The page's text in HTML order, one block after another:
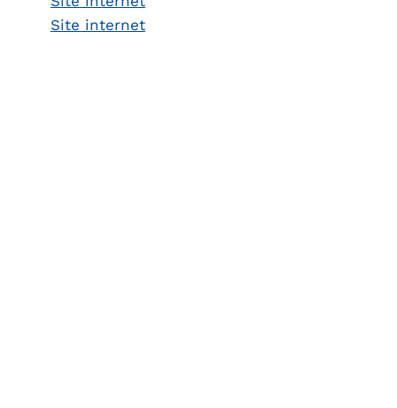
Site internet